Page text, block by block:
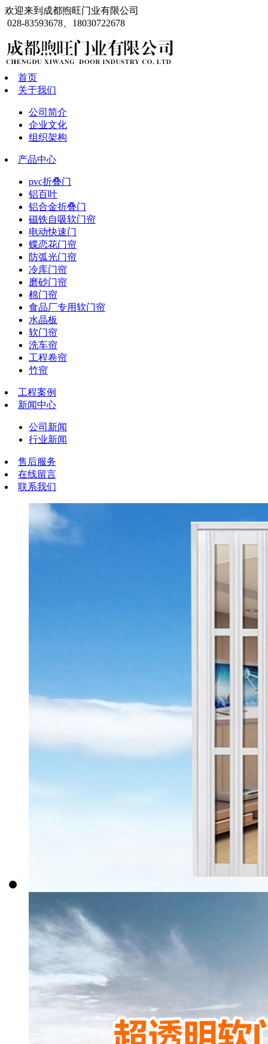
欢迎来到成都煦旺门业有限公司
028-83593678、18030722678
首页
关于我们
公司简介
企业文化
组织架构
产品中心
pvc折叠门
铝百叶
铝合金折叠门
磁铁自吸软门帘
电动快速门
蝶恋花门帘
防弧光门帘
冷库门帘
磨砂门帘
棉门帘
食品厂专用软门帘
水晶板
软门帘
洗车帘
工程卷帘
竹帘
工程案例
新闻中心
公司新闻
行业新闻
售后服务
在线留言
联系我们